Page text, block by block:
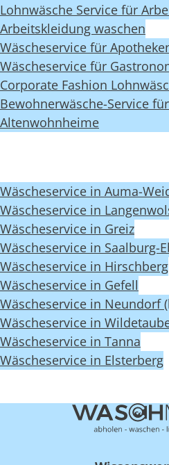
Lohnwäsche Service für
Arbeitskleidung waschen
Wäscheservice für
Wäscheservice für
Corporate Fashion
Bewohnerwäsche-Service
Altenwohnheime
Wäscheservice in Auma-
Wäscheservice in
Wäscheservice in Greiz
Wäscheservice in Saalburg-
Wäscheservice in Hirschberg
Wäscheservice in Gefell
Wäscheservice in Neundorf
Wäscheservice in
Wäscheservice in Tanna
Wäscheservice in Elsterberg